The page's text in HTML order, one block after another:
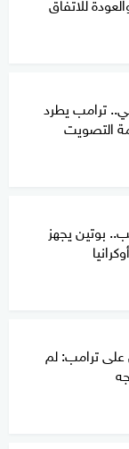
ترامب يطرد
التصويت
بوتين يجهز
ترامب: لم